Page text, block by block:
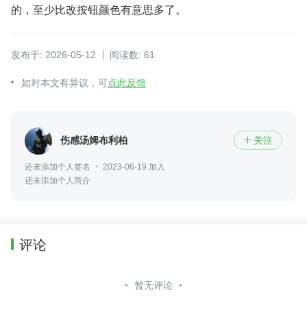
的，至少比改按钮颜色有意思多了。
发布于: 2026-05-12 阅读数: 61
如对本文有异议，可点此反馈
伤感汤姆布利柏  关注
还未添加个人签名
2023-06-19 加入
还未添加个人简介
评论
暂无评论